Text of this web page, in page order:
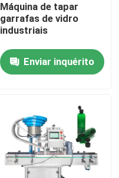
Máquina de tapar
garrafas de vidro
industriais
Enviar inquérito